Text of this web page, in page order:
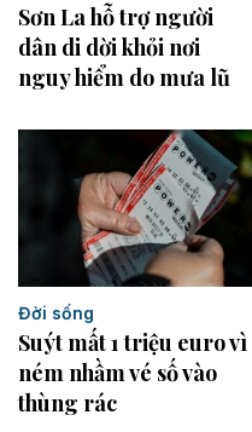
Sơn La hỗ trợ người
dân di dời khỏi nơi
nguy hiểm do mưa lũ
Đời sống
Suýt mất 1 triệu euro vì
ném nhầm vé số vào
thùng rác